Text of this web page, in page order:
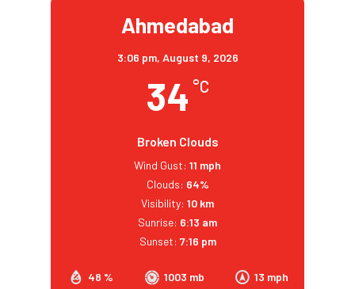
Ahmedabad
3:06 pm, August 9, 2026
34 °C
Broken Clouds
48 % 1003 mb 13 mph
Wind Gust: 11 mph
Clouds: 64%
Visibility: 10 km
Sunrise: 6:13 am
Sunset: 7:16 pm